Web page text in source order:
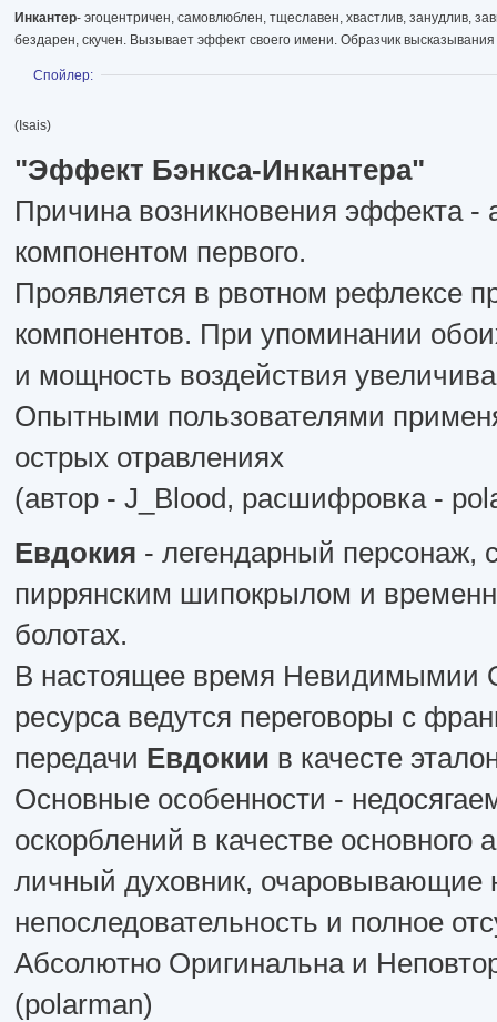
Инкантер- эгоцентричен, самовлюблен, тщеславен, хвастлив, занудлив,
бездарен, скучен. Вызывает эффект своего имени. Образчик
Показать
Спойлер:
(Isais)
"Эффект Бэнкса-Инкантера"
Причина возникновения эффекта -
компонентом первого.
Проявляется в рвотном рефлексе
компонентов. При упоминании
и мощность воздействия
Опытными пользователями
острых отравлениях
(автор - J_Blood, расшифровка -
Евдокия - легендарный персонаж,
пиррянским шипокрылом и
болотах.
В настоящее время Невидимымии
ресурса ведутся переговоры с
передачи Евдокии в качесте
Основные особенности -
оскорблений в качестве
личный духовник, очаровывающие
непоследовательность и полное
Абсолютно Оригинальна и
(polarman)